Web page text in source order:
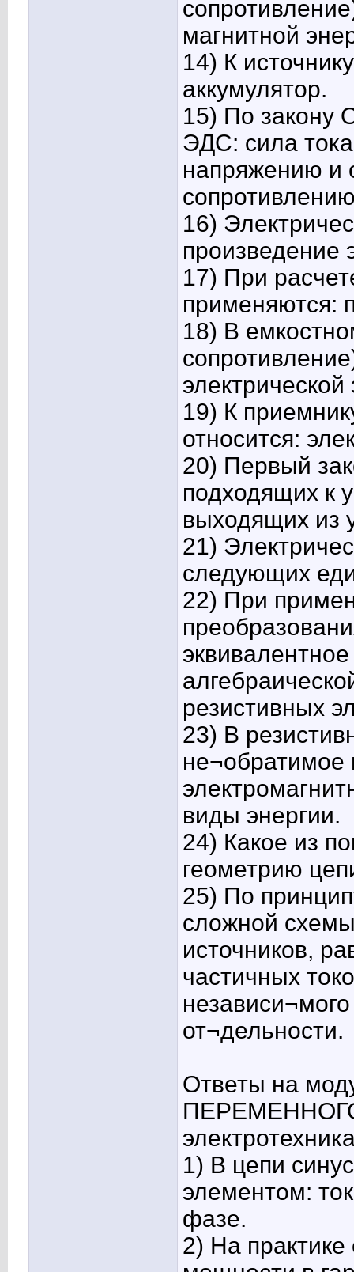
магнитной
14) К
аккумулятор.
15) По закону
ЭДС: сила
напряжению и
16)
произведение
17) При
применяются:
18) В
электрической
19) К
относится:
20) Первый
подходящих к
выходящих из
21)
следующих
22) При
резистивных
23) В
не¬обратимое
виды энергии.
24) Какое из
геометрию
25) По
сложной
источников,
частичных
от¬дельности.
Ответы на
1) В цепи
элементом:
фазе.
2) На